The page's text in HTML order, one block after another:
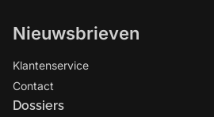
Nieuwsbrieven
Klantenservice
Contact
Dossiers